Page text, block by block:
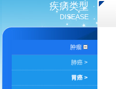
疾病类型
DISEASE
肿瘤
肺癌 >
胃癌 >